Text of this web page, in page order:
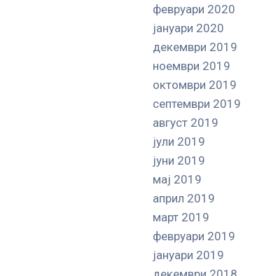
февруари 2020
јануари 2020
декември 2019
ноември 2019
октомври 2019
септември 2019
август 2019
јули 2019
јуни 2019
мај 2019
април 2019
март 2019
февруари 2019
јануари 2019